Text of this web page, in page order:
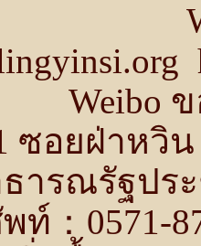
Weibo
ซอยฝ่าห
ธารณรัฐป
ท์：0571-